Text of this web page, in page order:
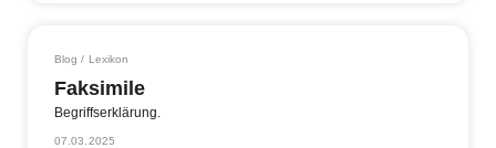
Blog / Lexikon
Faksimile
Begriffserklärung.
07.03.2025